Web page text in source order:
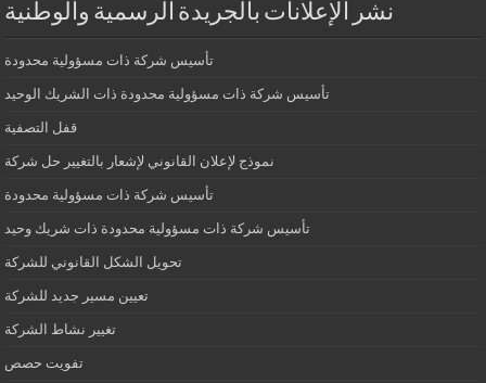
نشر الإعلانات بالجريدة الرسمية والوطنية
تأسيس شركة ذات مسؤولية محدودة
تأسيس شركة ذات مسؤولية محدودة ذات الشريك الوحيد
قفل التصفية
نموذج لإعلان القانوني لإشعار بالتغيير حل شركة
تأسيس شركة ذات مسؤولية محدودة
تأسيس شركة ذات مسؤولية محدودة ذات شريك وحيد
تحويل الشكل القانوني للشركة
تعيين مسير جديد للشركة
تغيير نشاط الشركة
تفويت حصص